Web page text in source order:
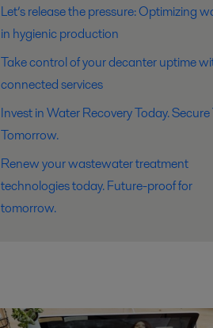
Let’s release the pressure: Optimizing
in hygienic production
Take control of your decanter uptime
connected services
Invest in Water Recovery Today. Secure
Tomorrow.
Renew your wastewater treatment
technologies today. Future-proof for
tomorrow.